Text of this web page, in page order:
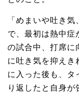
「めまいや吐き
で、最初は熱中症
の試合中、打席に
に吐き気を抑えき
に入った後も、タ
り返したと自身が